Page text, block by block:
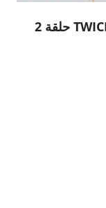
برنامج توايس الياباني TWICE Channel حلقة 2